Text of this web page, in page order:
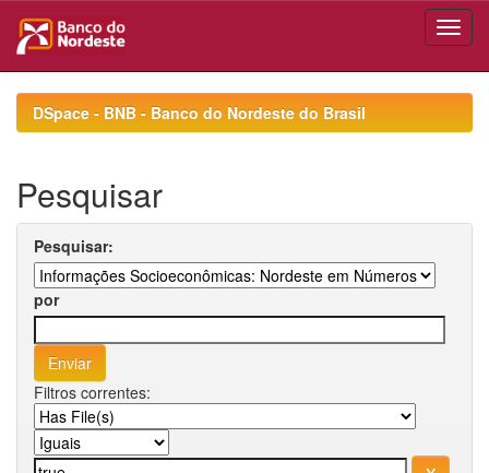
navigationDSpace - BNB - Banco do Nordeste do Brasil
Pesquisar
Pesquisar:
por
Filtros correntes: